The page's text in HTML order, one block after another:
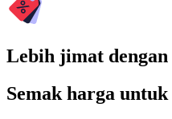
Lebih jimat
Semak harga